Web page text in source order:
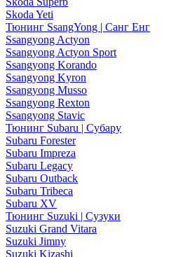
Skoda Yeti
Тюнинг SsangYong | Санг Енг
Ssangyong Actyon
Ssangyong Actyon Sport
Ssangyong Korando
Ssangyong Kyron
Ssangyong Musso
Ssangyong Rexton
Ssangyong Stavic
Тюнинг Subaru | Субару
Subaru Forester
Subaru Impreza
Subaru Legacy
Subaru Outback
Subaru Tribeca
Subaru XV
Тюнинг Suzuki | Сузуки
Suzuki Grand Vitara
Suzuki Jimny
Suzuki Kizashi